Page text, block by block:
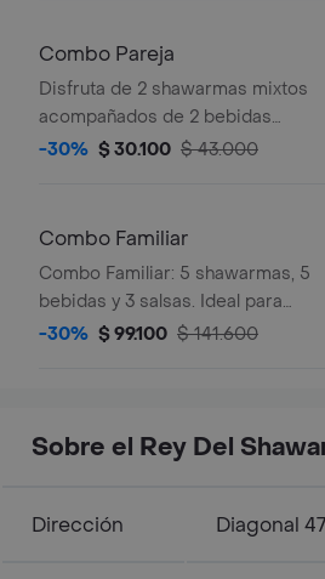
Combo Pareja
Disfruta de 2 shawarmas mixtos
acompañados de 2 bebidas
refrescantes y 3 salsas perfectas
-30% $ 30.100 $ 43.000
Combo Familiar
Combo Familiar: 5 shawarmas, 5
bebidas y 3 salsas. Ideal para
compartir.
-30% $ 99.100 $ 141.600
Sobre el Rey Del
Dirección Diagonal